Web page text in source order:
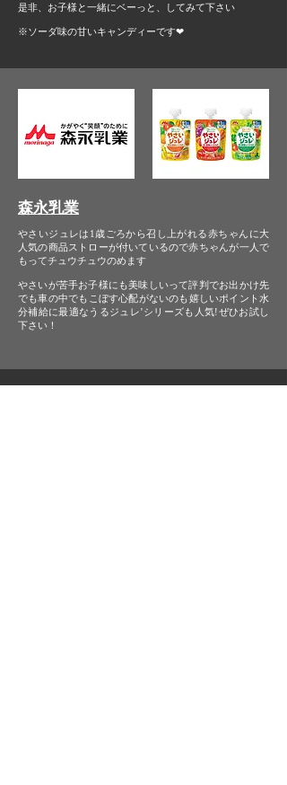
是非、お子様と一緒にベーっと、してみて下さい
※ソーダ味の甘いキャンディーです❤
森永乳業
やさいジュレは1歳ごろから召し上がれる赤ちゃんに大
人気の商品ストローが付いているので赤ちゃんが一人で
もってチュウチュウのめます
やさいが苦手お子様にも美味しいって評判でお出かけ先
でも車の中でも こぼす心配がないのも嬉しいポイント水
分補給に最適なうるジュレ’シリーズも人気!ぜひお試し
下さい！